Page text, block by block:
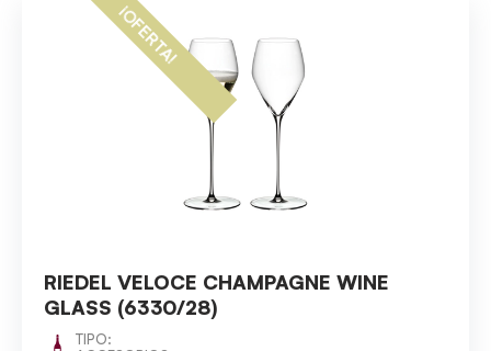
¡OFERTA!
RIEDEL VELOCE CHAMPAGNE WINE
GLASS (6330/28)
TIPO: